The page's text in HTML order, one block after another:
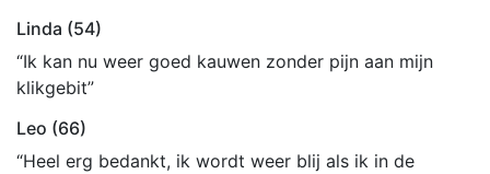
Linda (54)
“Ik kan nu weer goed kauwen zonder pijn aan mijn
klikgebit”
Leo (66)
“Heel erg bedankt, ik wordt weer blij als ik in de